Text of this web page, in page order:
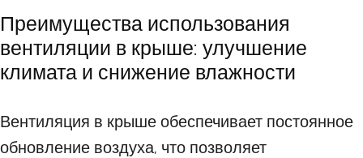
Преимущества использования
вентиляции в крыше: улучшение
климата и снижение влажности
Вентиляция в крыше обеспечивает постоянное
обновление воздуха, что позволяет